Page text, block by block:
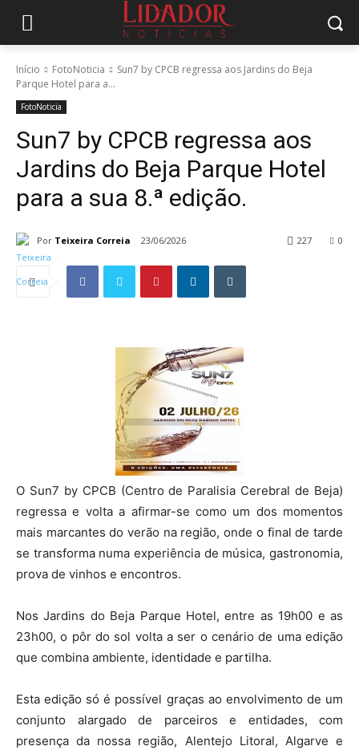
Início FotoNoticia
Sun7 by CPCB regressa aos Jardins do Beja
Parque Hotel para a...
FotoNoticia
Sun7 by CPCB regressa aos
Jardins do Beja Parque Hotel
para a sua 8.ª edição.
Por Teixeira Correia 23/06/2026 0
227
O Sun7 by CPCB (Centro de Paralisia Cerebral de Beja)
regressa e volta a afirmar-se como um dos momentos
mais marcantes do verão na região, onde o final de tarde
se transforma numa experiência de música, gastronomia,
prova de vinhos e encontros.
Nos Jardins do Beja Parque Hotel, entre as 19h00 e as
23h00, o pôr do sol volta a ser o cenário de uma edição
que combina ambiente, identidade e partilha.
Esta edição só é possível graças ao envolvimento de um
conjunto alargado de parceiros e entidades, com
presença da nossa região, Alentejo Litoral, Algarve e